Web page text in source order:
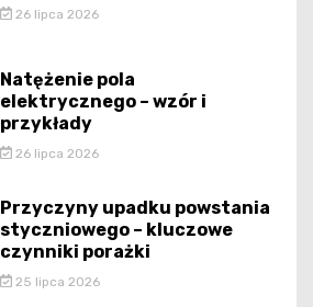
26 lipca 2026
Natężenie pola
elektrycznego – wzór i
przykłady
26 lipca 2026
Przyczyny upadku powstania
styczniowego – kluczowe
czynniki porażki
25 lipca 2026